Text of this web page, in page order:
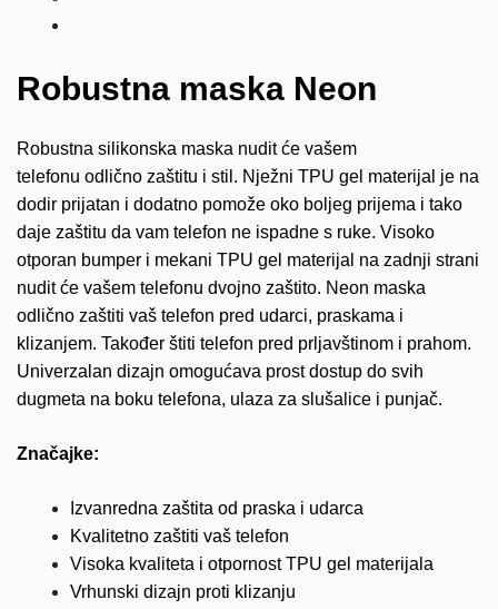
količina
Robustna maska Neon
Robustna silikonska maska nudit će vašem
telefonu odlično zaštitu i stil. Nježni TPU gel materijal je na
dodir prijatan i dodatno pomože oko boljeg prijema i tako
daje zaštitu da vam telefon ne ispadne s ruke. Visoko
otporan bumper i mekani TPU gel materijal na zadnji strani
nudit će vašem telefonu dvojno zaštito. Neon maska
odlično zaštiti vaš telefon pred udarci, praskama i
klizanjem. Također štiti telefon pred prljavštinom i prahom.
Univerzalan dizajn omogućava prost dostup do svih
dugmeta na boku telefona, ulaza za slušalice i punjač.
Značajke:
Izvanredna zaštita od praska i udarca
Kvalitetno zaštiti vaš telefon
Visoka kvaliteta i otpornost TPU gel materijala
Vrhunski dizajn proti klizanju